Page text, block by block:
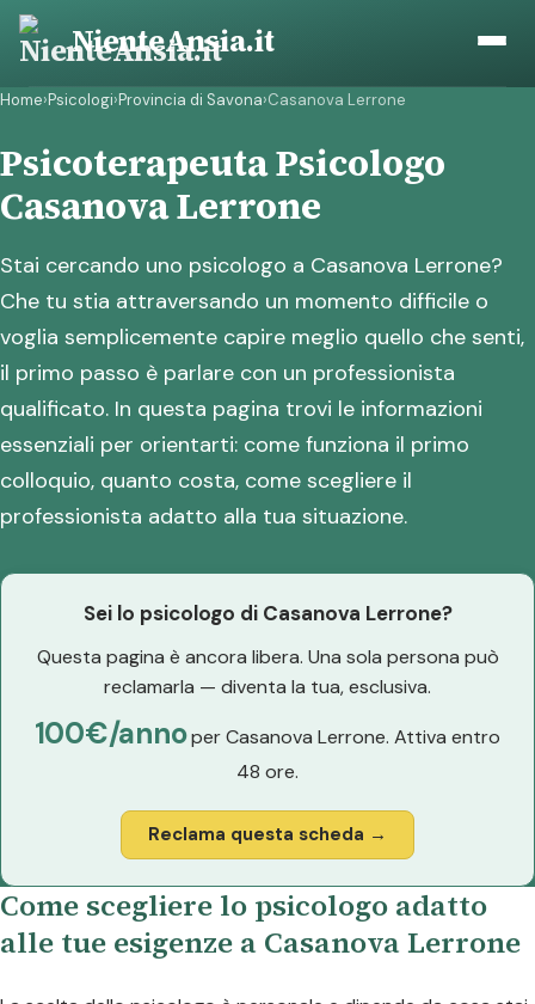
Vai
contenuto
NienteAnsia.it
Home›Psicologi›Provincia di Savona›Casanova Lerrone
Psicoterapeuta Psicologo
Casanova Lerrone
Stai cercando uno psicologo a Casanova Lerrone?
Che tu stia attraversando un momento difficile o
voglia semplicemente capire meglio quello che senti,
il primo passo è parlare con un professionista
qualificato. In questa pagina trovi le informazioni
essenziali per orientarti: come funziona il primo
colloquio, quanto costa, come scegliere il
professionista adatto alla tua situazione.
Sei lo psicologo di Casanova Lerrone?
Questa pagina è ancora libera. Una sola persona può
reclamarla — diventa la tua, esclusiva.
100€/annoper Casanova Lerrone. Attiva entro
48 ore.
Reclama questa scheda →
Come scegliere lo psicologo adatto
alle tue esigenze a Casanova Lerrone